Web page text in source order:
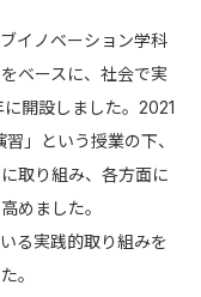
イノベーション学科
ベースに、社会で実
開設しました。2021
」という授業の下、
取り組み、各方面に
めました。
る実践的取り組みを
。